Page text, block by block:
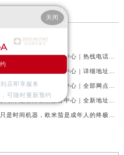
关闭
店即享服务
可随时重新预约